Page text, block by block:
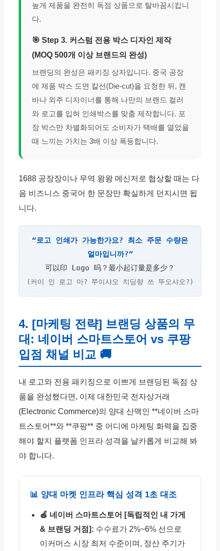
높게 제품을 완전히 독점 상품으로 탈바꿈시킵니
다.
🎯 Step 3. 커스텀 전용 박스 디자인 제작
(MOQ 500개 이상 브랜드의 완성)
브랜딩의 완성은 패키징 상자입니다. 중국 공장
에 제품 박스 도면 칼선(Die-cut)을 요청한 뒤, 캔
바나 외주 디자이너를 통해 나만의 브랜드 컬러
와 로고를 입혀 인쇄박스를 맞춤 제작합니다. 포
장 박스만 차별화되어도 소비자가 택배를 열었을
때 느끼는 가치는 3배 이상 폭등합니다.
1688 공장장이나 무역 왕왕 메신저로 협상할 때는 다
음 비즈니스 중국어 한 문장만 확실하게 던지시면 됩
니다.
“로고 인쇄가 가능한가요? 최소 주문 수량은
얼마입니까?”
可以印 Logo 吗？最小起订量是多少？
(커이 인 로고 마? 쭈이샤오 치딩량 쓰 뚜오샤오?)
4. [마케팅 전략] 브랜딩 상품의 무
대: 네이버 스마트스토어 vs 쿠팡
입점 채널 비교 🚚
내 로고와 전용 패키징으로 이쁘게 브랜딩된 독점 상
품을 완성했다면, 이제 대한민국 전자상거래
(Electronic Commerce)의 양대 산맥인 **네이버 스마
트스토어**와 **쿠팡** 중 어디에 마케팅 화력을 집중
해야 할지 플랫폼 인프라 성격을 날카롭게 비교해 봐
야 합니다.
📊 양대 마켓 인프라 핵심 성격 1초 대조
🍏 네이버 스마트스토어 [독립적인 내 가게
& 브랜딩 거점]: 수수료가 2%~6% 선으로
이커머스 시장 최저 수준이며, 정산 주기가